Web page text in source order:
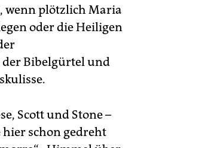
wenn plötzlich Maria
oder die Heiligen
der Bibelgürtel und
Scott und Stone –
schon gedreht